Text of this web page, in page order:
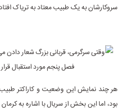
سروکارشان به یک طبیب معتاد به تریاک
هر چند نمایش این وضعیت و کاراکتر
بود، اما این بخش از سریال با اشاره به